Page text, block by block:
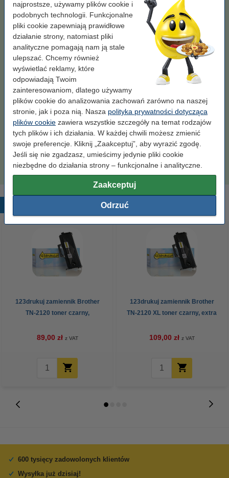
najprostsze, używamy plików cookie i
podobnych technologii. Funkcjonalne
pliki cookie zapewniają prawidłowe
działanie strony, natomiast pliki
analityczne pomagają nam ją stale
ulepszać. Chcemy również
wyświetlać reklamy, które
odpowiadają Twoim
zainteresowaniom, dlatego używamy
plików cookie do analizowania zachowań zarówno na naszej
stronie, jak i poza nią. Nasza polityka prywatności dotycząca
plików cookie zawiera wszystkie szczegóły na temat rodzajów
tych plików i ich działania. W każdej chwili możesz zmienić
swoje preferencje. Kliknij „Zaakceptuj”, aby wyrazić zgodę.
Jeśli się nie zgadzasz, umieścimy jedynie pliki cookie
niezbędne do działania strony – funkcjonalne i analityczne.
Zaakceptuj
Odrzuć
89,00 zł Zamawiam
Wskazówka: zamów papier
Papier ksero A4 80 g/m2 (2500 szt.), 123drukuj
(5 ryz)
110,00 zł
Papier ksero A4 80 g/m2 (500 szt.), 123drukuj
23,00 zł
Zamów bęben
123drukuj zamiennik Brother DR-2100 bęben
światłoczuły / drum
129,00 zł
Popularne produkty
123drukuj zamiennik Brother
TN-2120 toner czarny,
89,00 zł z VAT
123drukuj zamiennik Brother
TN-2120 XL toner czarny, extra
109,00 zł z VAT
600 tysięcy zadowolonych klientów
Wysyłka już dzisiaj!